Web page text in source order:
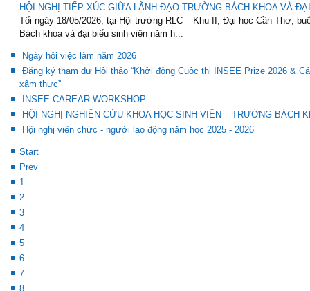
HỘI NGHỊ TIẾP XÚC GIỮA LÃNH ĐẠO TRƯỜNG BÁCH KHOA VÀ
Tối ngày 18/05/2026, tại Hội trường RLC – Khu II, Đại học Cần Thơ,
Bách khoa và đại biểu sinh viên năm h...
Ngày hội việc làm năm 2026
Đăng ký tham dự Hội thảo “Khởi động Cuộc thi INSEE Prize 2026 &
xâm thực”
INSEE CAREAR WORKSHOP
HỘI NGHỊ NGHIÊN CỨU KHOA HỌC SINH VIÊN – TRƯỜNG BÁCH
Hội nghị viên chức - người lao động năm học 2025 - 2026
Start
Prev
1
2
3
4
5
6
7
8